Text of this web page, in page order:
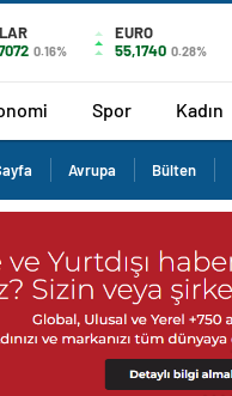
0.16%
EURO
55,1740 0.28%
Spor Kadın
Avrupa Bülten